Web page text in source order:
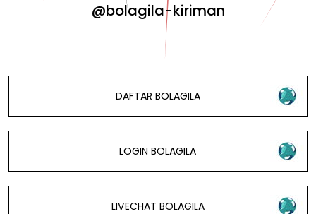
@bolagila-kiriman
DAFTAR BOLAGILA
LOGIN BOLAGILA
LIVECHAT BOLAGILA